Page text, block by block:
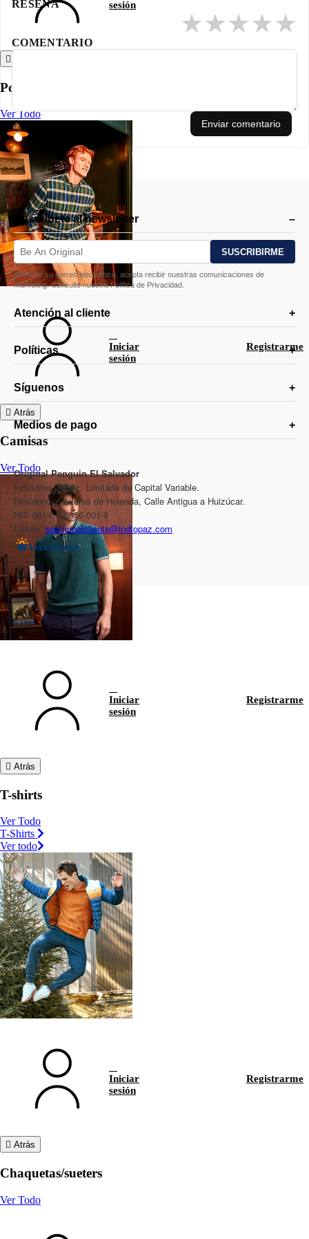
sesión
Polos
Ver Todo
Iniciar
sesión
Registrarme
Atrás
Camisas
Ver Todo
Iniciar
sesión
Registrarme
Atrás
T-shirts
Ver Todo
T-Shirts
Ver todo
Iniciar
sesión
Registrarme
Atrás
Chaquetas/sueters
Ver Todo
RESEÑA
★
★
★
★
★
COMENTARIO
Enviar comentario
Suscríbete al newsletter
Al enviar su correo electrónico, acepta recibir nuestras comunicaciones de
marketing. Consulte nuestra Política de Privacidad.
Atención al cliente
Políticas
Síguenos
Medios de pago
Original Penguin El Salvador
Industrias Topaz, Limitada de Capital Variable.
Residencial Alturas de Holanda, Calle Antigua a Huizúcar.
NIT: 0614-150356-001-8
Correo: servicioalcliente@indtopaz.com